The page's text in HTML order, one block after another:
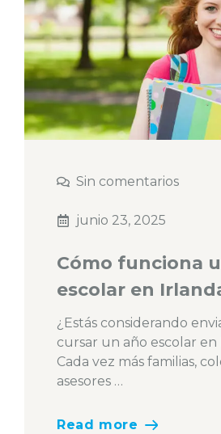
Sin comentarios
junio 23, 2025
Cómo funciona
escolar en
¿Estás considerando
cursar un año escolar en
Cada vez más familias,
asesores …
Read more